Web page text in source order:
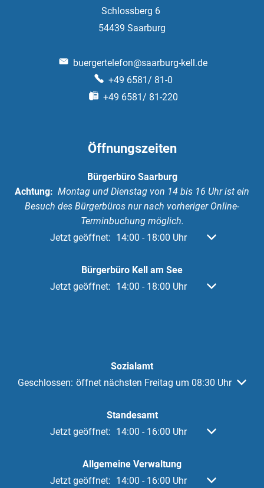
Schlossberg 6
54439 Saarburg
buergertelefon@saarburg-kell.de
+49 6581/ 81-0
+49 6581/ 81-220
Öffnungszeiten
Bürgerbüro Saarburg
Achtung: Montag und Dienstag von 14 bis 16 Uhr ist ein
Besuch des Bürgerbüros nur nach vorheriger Online-
Terminbuchung möglich.
Klicken, um weitere Öffnungs- oder Schließzeiten
Jetzt geöffnet: 14:00 - 18:00 Uhr Von 14:00 bis
Bürgerbüro Kell am See
Klicken, um weitere Öffnungs- oder Schließzeiten
Jetzt geöffnet: 14:00 - 18:00 Uhr Von 14:00 bis
Sozialamt
Klicken, um weitere Öffnungs- oder Schließzeiten
Geschlossen: öffnet nächsten Freitag um 08:30 Uhr
Standesamt
Klicken, um weitere Öffnungs- oder Schließzeiten
Jetzt geöffnet: 14:00 - 16:00 Uhr Von 14:00 bis
Allgemeine Verwaltung
Klicken, um weitere Öffnungs- oder Schließzeiten
Jetzt geöffnet: 14:00 - 16:00 Uhr Von 14:00 bis